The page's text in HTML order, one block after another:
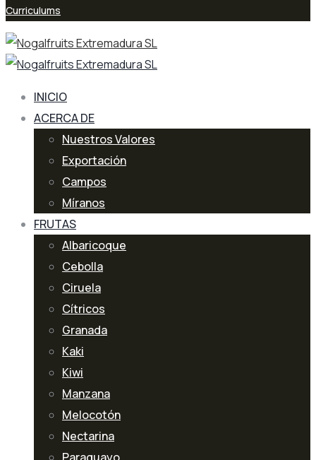
Curriculums
INICIO
ACERCA DE
Nuestros Valores
Exportación
Campos
Míranos
FRUTAS
Albaricoque
Cebolla
Ciruela
Cítricos
Granada
Kaki
Kiwi
Manzana
Melocotón
Nectarina